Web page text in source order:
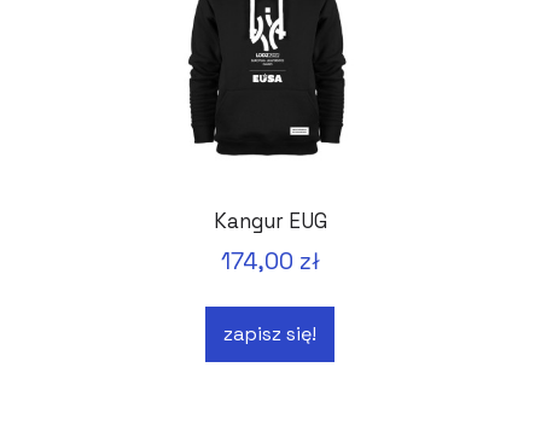
Kangur EUG
174,00 zł
zapisz się!